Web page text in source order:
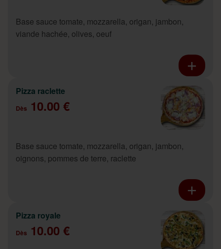
Base sauce tomate, mozzarella, origan, jambon,
viande hachée, olives, oeuf
Pizza raclette
Dès 10.00 €
Base sauce tomate, mozzarella, origan, jambon,
oignons, pommes de terre, raclette
Pizza royale
Dès 10.00 €